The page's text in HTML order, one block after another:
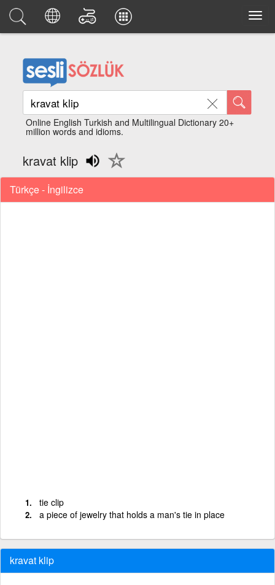
Online English Turkish and Multilingual Dictionary 20+
million words and idioms.
kravat klip
Türkçe - İngilizce
tie clip
a piece of jewelry that holds a man's tie in place
kravat klip